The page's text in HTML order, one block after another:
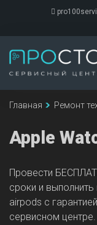
Главная Ремонт
Apple
Провести
сроки и
airpods с
сервисном